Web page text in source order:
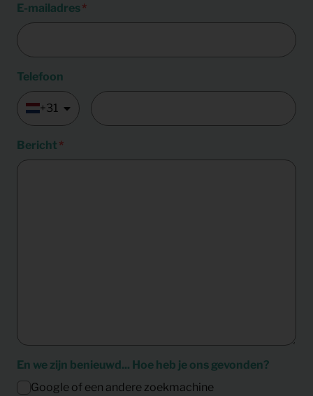
E-mailadres
Telefoon
+31
Bericht
En we zijn benieuwd... Hoe heb je ons gevonden?
Google of een andere zoekmachine